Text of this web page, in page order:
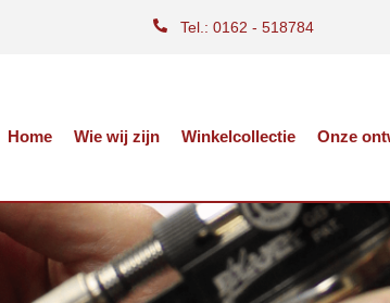
Tel.: 0162 - 518784
Home Wie wij zijn Winkelcollectie Onze